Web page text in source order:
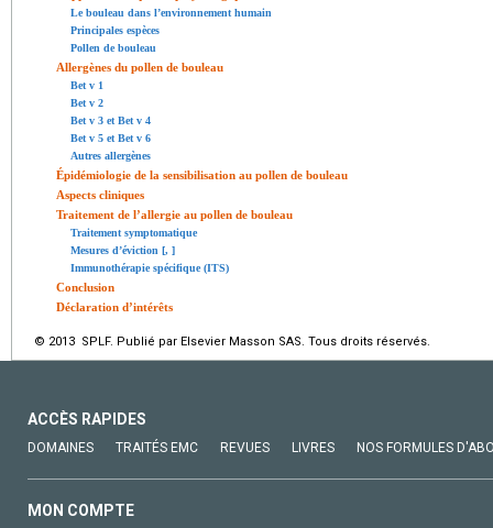
Le bouleau dans l’environnement humain
Principales espèces
Pollen de bouleau
Allergènes du pollen de bouleau
Bet v 1
Bet v 2
Bet v 3 et Bet v 4
Bet v 5 et Bet v 6
Autres allergènes
Épidémiologie de la sensibilisation au pollen de bouleau
Aspects cliniques
Traitement de l’allergie au pollen de bouleau
Traitement symptomatique
Mesures d’éviction [, ]
Immunothérapie spécifique (ITS)
Conclusion
Déclaration d’intérêts
© 2013 SPLF. Publié par Elsevier Masson SAS. Tous droits réservés.
ACCÈS RAPIDES
DOMAINES TRAITÉS EMC REVUES LIVRES NOS FORMULES
MON COMPTE